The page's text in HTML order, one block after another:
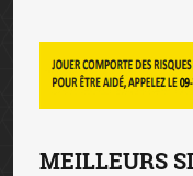
MEILLEURS